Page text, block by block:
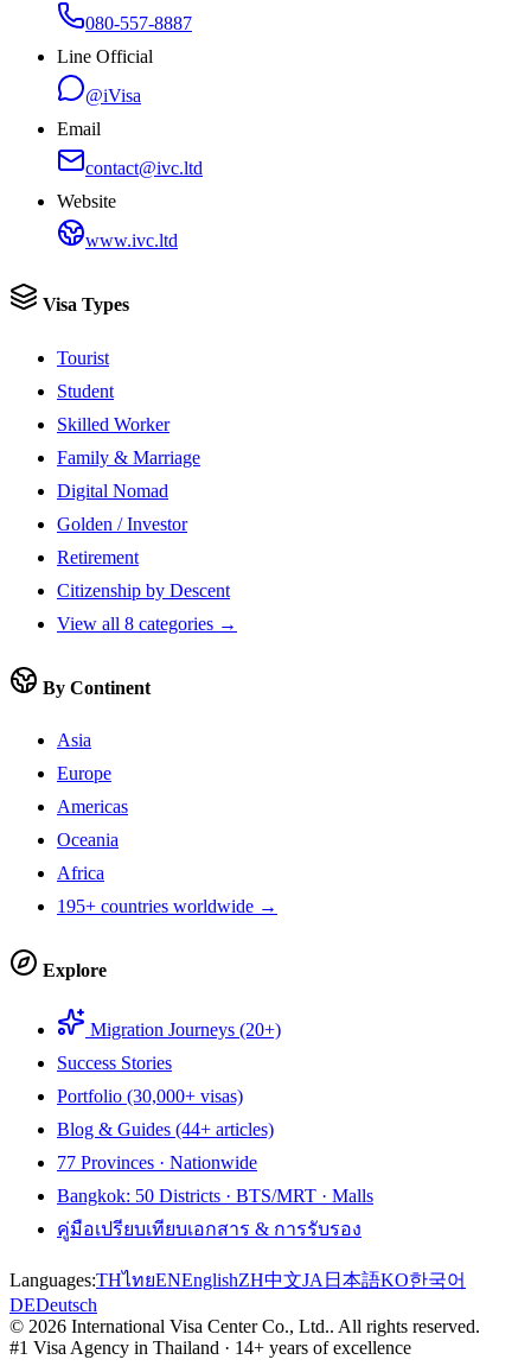
080-557-8887
Line Official
@iVisa
Email
contact@ivc.ltd
Website
www.ivc.ltd
Visa Types
Tourist
Student
Skilled Worker
Family & Marriage
Digital Nomad
Golden / Investor
Retirement
Citizenship by Descent
View all 8 categories →
By Continent
Asia
Europe
Americas
Oceania
Africa
195+ countries worldwide →
Explore
Migration Journeys (20+)
Success Stories
Portfolio (30,000+ visas)
Blog & Guides (44+ articles)
77 Provinces · Nationwide
Bangkok: 50 Districts · BTS/MRT · Malls
คู่มือเปรียบเทียบเอกสาร & การรับรอง
Languages:THไทยENEnglishZH中文JA 日本語KO한국어
DEDeutsch
© 2026 International Visa Center Co., Ltd.. All rights reserved.
#1 Visa Agency in Thailand · 14+ years of excellence